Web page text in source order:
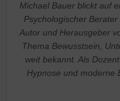
Michael Bauer blickt auf
Psychologischer
Autor und Herausgeber
Thema Bewusstsein,
weit bekannt. Als
Hypnose und moderne